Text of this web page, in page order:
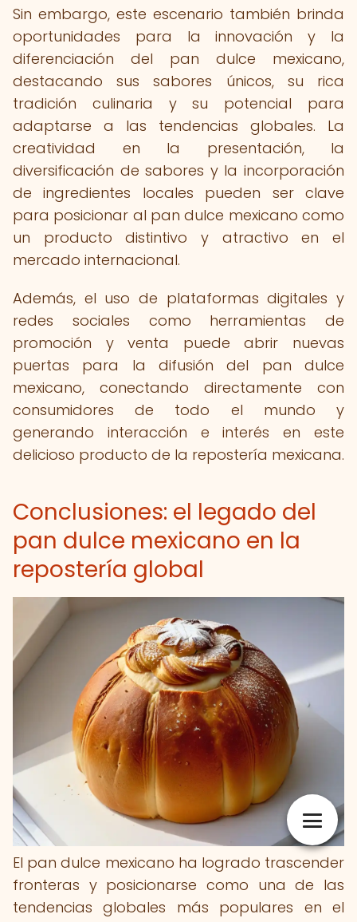
Sin embargo, este escenario también brinda
oportunidades para la innovación y la
diferenciación del pan dulce mexicano,
destacando sus sabores únicos, su rica
tradición culinaria y su potencial para
adaptarse a las tendencias globales. La
creatividad en la presentación, la
diversificación de sabores y la incorporación
de ingredientes locales pueden ser clave
para posicionar al pan dulce mexicano como
un producto distintivo y atractivo en el
mercado internacional.
Además, el uso de plataformas digitales y
redes sociales como herramientas de
promoción y venta puede abrir nuevas
puertas para la difusión del pan dulce
mexicano, conectando directamente con
consumidores de todo el mundo y
generando interacción e interés en este
delicioso producto de la repostería mexicana.
Conclusiones: el legado del
pan dulce mexicano en la
repostería global
El pan dulce mexicano ha logrado trascender
fronteras y posicionarse como una de las
tendencias globales más populares en el